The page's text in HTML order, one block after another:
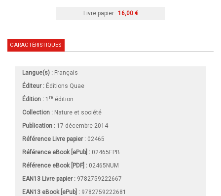
Livre papier 16,00 €
CARACTÉRISTIQUES
Langue(s) : Français
Éditeur : Éditions Quae
Édition : 1 re édition
Collection : Nature et société
Publication : 17 décembre 2014
Référence Livre papier : 02465
Référence eBook [ePub] : 02465EPB
Référence eBook [PDF] : 02465NUM
EAN13 Livre papier : 9782759222667
EAN13 eBook [ePub] : 9782759222681